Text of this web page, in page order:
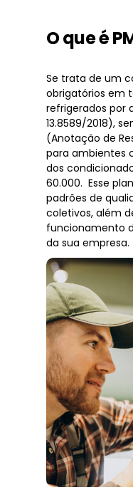
O que é
Se trata de um
obrigatórios em
refrigerados por
13.8589/2018),
(Anotação de
para ambientes
dos
60.000. Esse
padrões de
coletivos, além
funcionamento
da sua empresa.